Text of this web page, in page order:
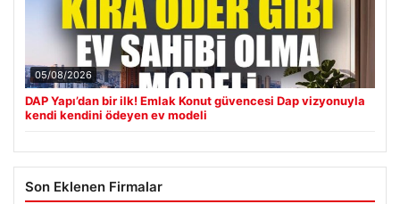
05/08/2026
DAP Yapı’dan bir ilk! Emlak Konut güvencesi Dap vizyonuyla
kendi kendini ödeyen ev modeli
Son Eklenen Firmalar